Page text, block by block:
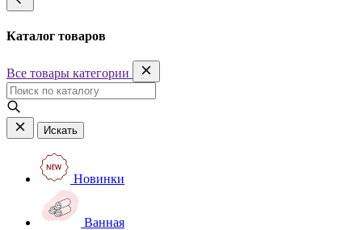
Каталог товаров
Все товары категории
Искать
Новинки
Ванная